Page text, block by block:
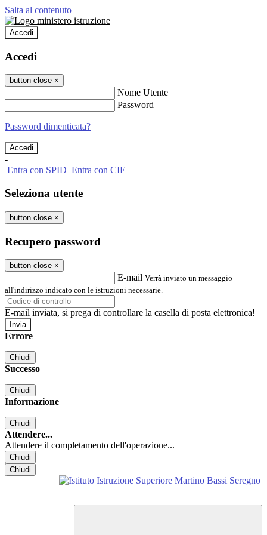
Salta al contenuto
Accedi
Accedi
button close ×
Nome Utente
Password
Password dimenticata?
-
Entra con SPID Entra con CIE
Seleziona utente
button close ×
Recupero password
button close ×
E-mail Verrà inviato un messaggio
all'indirizzo indicato con le istruzioni necessarie.
E-mail inviata, si prega di controllare la casella di posta elettronica!
Errore
Chiudi
Successo
Chiudi
Informazione
Chiudi
Attendere...
Attendere il completamento dell'operazione...
Chiudi
Chiudi